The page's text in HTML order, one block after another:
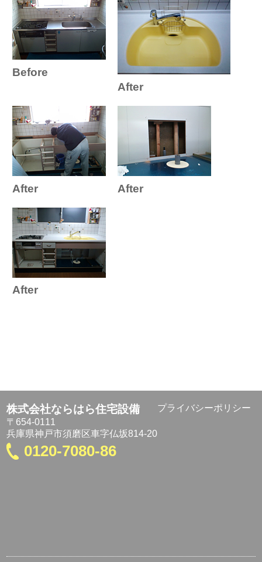
Before
After
After After
After
株式会社ならはら住宅設備
〒654-0111
兵庫県神戸市須磨区車字仏坂814-20
0120-7080-86
プライバシーポリシー